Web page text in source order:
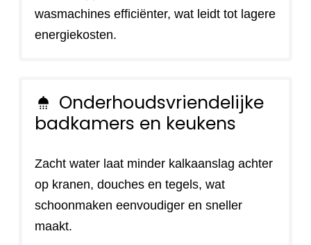
wasmachines efficiënter, wat leidt tot lagere
energiekosten.
shower
Onderhoudsvriendelijke
badkamers en keukens
Zacht water laat minder kalkaanslag achter
op kranen, douches en tegels, wat
schoonmaken eenvoudiger en sneller
maakt.